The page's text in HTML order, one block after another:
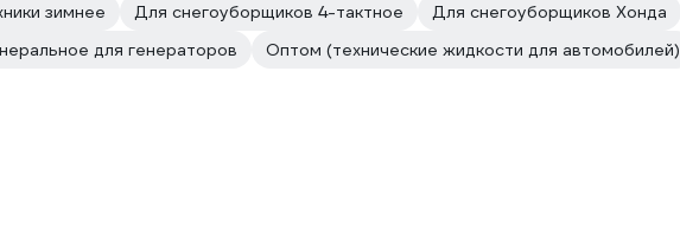
зимнее Для снегоуборщиков 4-тактное Для снегоуборщиков Хонда
для генераторов Оптом (технические жидкости для автомобилей)